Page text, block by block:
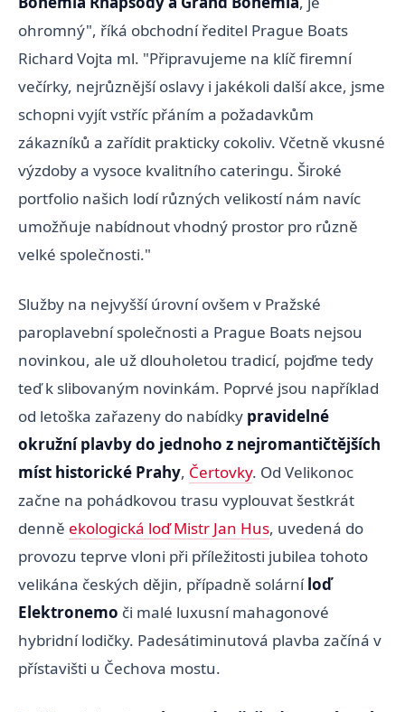
ohromný", říká obchodní ředitel Prague Boats
Richard Vojta ml. "Připravujeme na klíč firemní
večírky, nejrůznější oslavy i jakékoli další akce, jsme
schopni vyjít vstříc přáním a požadavkům
zákazníků a zařídit prakticky cokoliv. Včetně vkusné
výzdoby a vysoce kvalitního cateringu. Široké
portfolio našich lodí různých velikostí nám navíc
umožňuje nabídnout vhodný prostor pro různě
velké společnosti."
Služby na nejvyšší úrovní ovšem v Pražské
paroplavební společnosti a Prague Boats nejsou
novinkou, ale už dlouholetou tradicí, pojďme tedy
teď k slibovaným novinkám. Poprvé jsou například
od letoška zařazeny do nabídky pravidelné
okružní plavbydo jednoho z nejromantičtějších
míst historické Prahy, Čertovky. Od Velikonoc
začne na pohádkovou trasu vyplouvat šestkrát
denně ekologická loď Mistr Jan Hus, uvedená do
provozu teprve vloni při příležitosti jubilea tohoto
velikána českých dějin, případně solárníloď
Elektronemo či malé luxusní mahagonové
hybridní lodičky. Padesátiminutová plavba začíná v
přístavišti u Čechova mostu.